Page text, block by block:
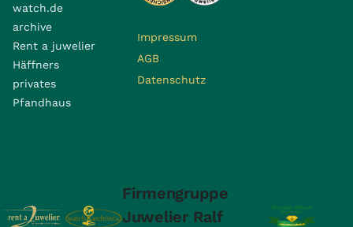
watch.de
archive
Rent a juwelier
Häffners
privates
Pfandhaus
Impressum
AGB
Datenschutz
Firmengruppe
Juwelier Ralf